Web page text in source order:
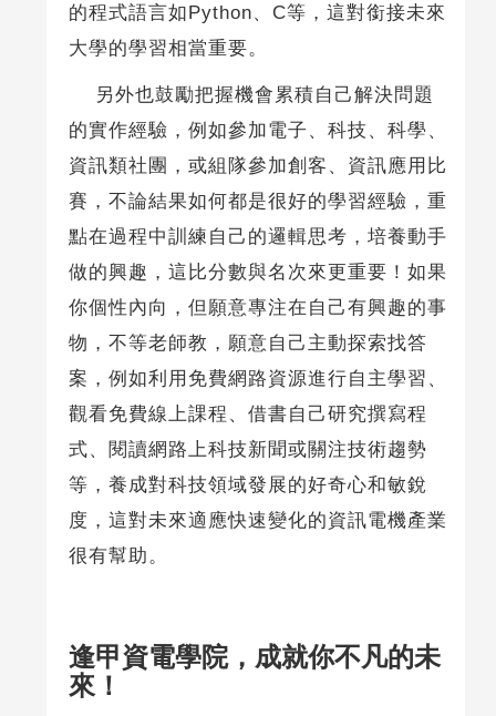
的程式語言如Python、C等，這對銜接未來
大學的學習相當重要。
另外也鼓勵把握機會累積自己解決問題
的實作經驗，例如參加電子、科技、科學、
資訊類社團，或組隊參加創客、資訊應用比
賽，不論結果如何都是很好的學習經驗，重
點在過程中訓練自己的邏輯思考，培養動手
做的興趣，這比分數與名次來更重要！如果
你個性內向，但願意專注在自己有興趣的事
物，不等老師教，願意自己主動探索找答
案，例如利用免費網路資源進行自主學習、
觀看免費線上課程、借書自己研究撰寫程
式、閱讀網路上科技新聞或關注技術趨勢
等，養成對科技領域發展的好奇心和敏銳
度，這對未來適應快速變化的資訊電機產業
很有幫助。
逢甲資電學院，成就你不凡的未
來！